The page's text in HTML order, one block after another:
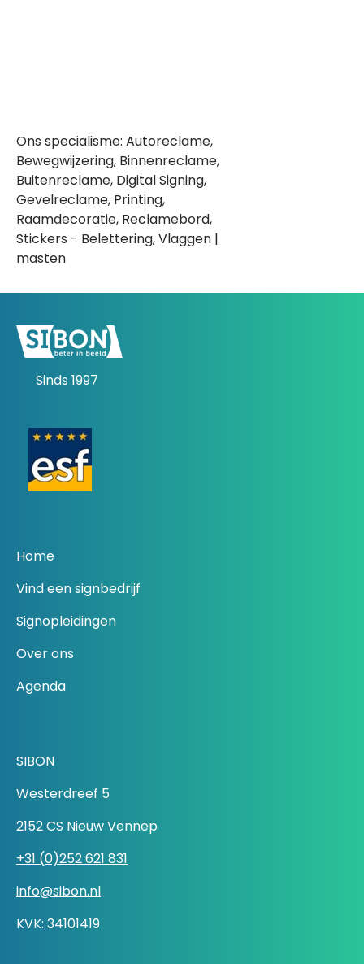
Ons specialisme: Autoreclame,
Bewegwijzering, Binnenreclame,
Buitenreclame, Digital Signing,
Gevelreclame, Printing,
Raamdecoratie, Reclamebord,
Stickers - Belettering, Vlaggen |
masten
Sinds 1997
Home
Vind een signbedrijf
Signopleidingen
Over ons
Agenda
SIBON
Westerdreef 5
2152 CS Nieuw Vennep
+31 (0)252 621 831
info@sibon.nl
KVK: 34101419